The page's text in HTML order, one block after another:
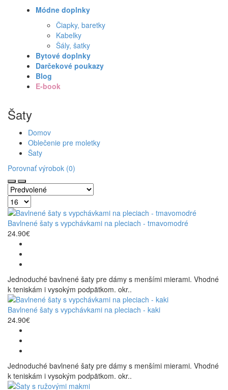
Módne doplnky
Čiapky, baretky
Kabelky
Šály, šatky
Bytové doplnky
Darčekové poukazy
Blog
E-book
Šaty
Domov
Oblečenie pre moletky
Šaty
Porovnať výrobok (0)
Bavlnené šaty s vypchávkami na pleciach - tmavomodré
24.90€
Jednoduché bavlnené šaty pre dámy s menšími mierami. Vhodné
k teniskám i vysokým podpätkom. okr..
Bavlnené šaty s vypchávkami na pleciach - kaki
24.90€
Jednoduché bavlnené šaty pre dámy s menšími mierami. Vhodné
k teniskám i vysokým podpätkom. okr..